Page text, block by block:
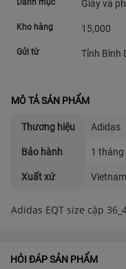
Danh mục Giày và
Kho hàng 15,000
Gửi từ Tỉnh Bình
MÔ TẢ SẢN PHẨM
Thương hiệu Adidas
Bảo hành 1 tháng
Xuất xứ Vietnam
HỎI ĐÁP SẢN PHẨM